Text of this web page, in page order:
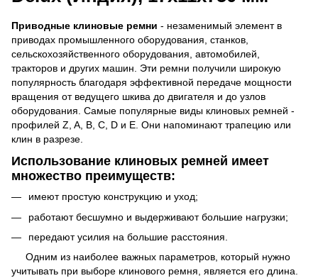
Приводные клиновые ремни - незаменимый элемент в
приводах промышленного оборудования, станков,
сельскохозяйственного оборудования, автомобилей,
тракторов и других машин. Эти ремни получили широкую
популярность благодаря эффективной передаче мощности
вращения от ведущего шкива до двигателя и до узлов
оборудования. Самые популярные виды клиновых ремней -
профилей Z, A, B, C, D и E. Они напоминают трапецию или
клин в разрезе.
Использование клиновых ремней имеет
множество преимуществ:
имеют простую конструкцию и уход;
работают бесшумно и выдерживают большие нагрузки;
передают усилия на большие расстояния.
Одним из наиболее важных параметров, который нужно
учитывать при выборе клинового ремня, является его длина.